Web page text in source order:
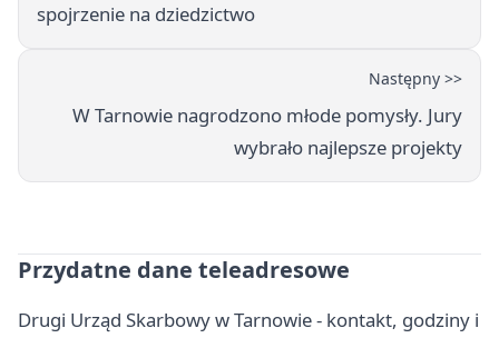
spojrzenie na dziedzictwo
Następny >>
W Tarnowie nagrodzono młode pomysły. Jury
wybrało najlepsze projekty
Przydatne dane teleadresowe
Drugi Urząd Skarbowy w Tarnowie - kontakt, godziny i